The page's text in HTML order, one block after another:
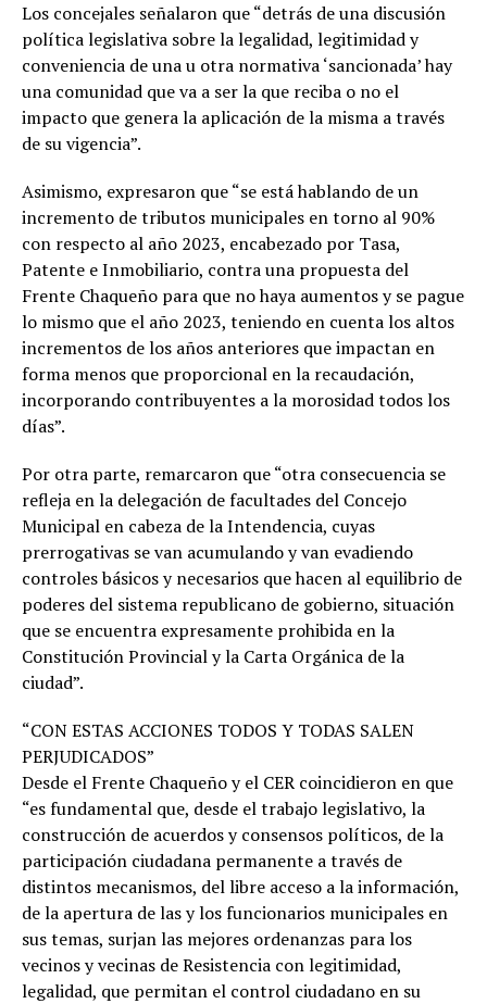
Los concejales señalaron que “detrás de una discusión
política legislativa sobre la legalidad, legitimidad y
conveniencia de una u otra normativa ‘sancionada’ hay
una comunidad que va a ser la que reciba o no el
impacto que genera la aplicación de la misma a través
de su vigencia”.
Asimismo, expresaron que “se está hablando de un
incremento de tributos municipales en torno al 90%
con respecto al año 2023, encabezado por Tasa,
Patente e Inmobiliario, contra una propuesta del
Frente Chaqueño para que no haya aumentos y se pague
lo mismo que el año 2023, teniendo en cuenta los altos
incrementos de los años anteriores que impactan en
forma menos que proporcional en la recaudación,
incorporando contribuyentes a la morosidad todos los
días”.
Por otra parte, remarcaron que “otra consecuencia se
refleja en la delegación de facultades del Concejo
Municipal en cabeza de la Intendencia, cuyas
prerrogativas se van acumulando y van evadiendo
controles básicos y necesarios que hacen al equilibrio de
poderes del sistema republicano de gobierno, situación
que se encuentra expresamente prohibida en la
Constitución Provincial y la Carta Orgánica de la
ciudad”.
“CON ESTAS ACCIONES TODOS Y TODAS SALEN
PERJUDICADOS”
Desde el Frente Chaqueño y el CER coincidieron en que
“es fundamental que, desde el trabajo legislativo, la
construcción de acuerdos y consensos políticos, de la
participación ciudadana permanente a través de
distintos mecanismos, del libre acceso a la información,
de la apertura de las y los funcionarios municipales en
sus temas, surjan las mejores ordenanzas para los
vecinos y vecinas de Resistencia con legitimidad,
legalidad, que permitan el control ciudadano en su